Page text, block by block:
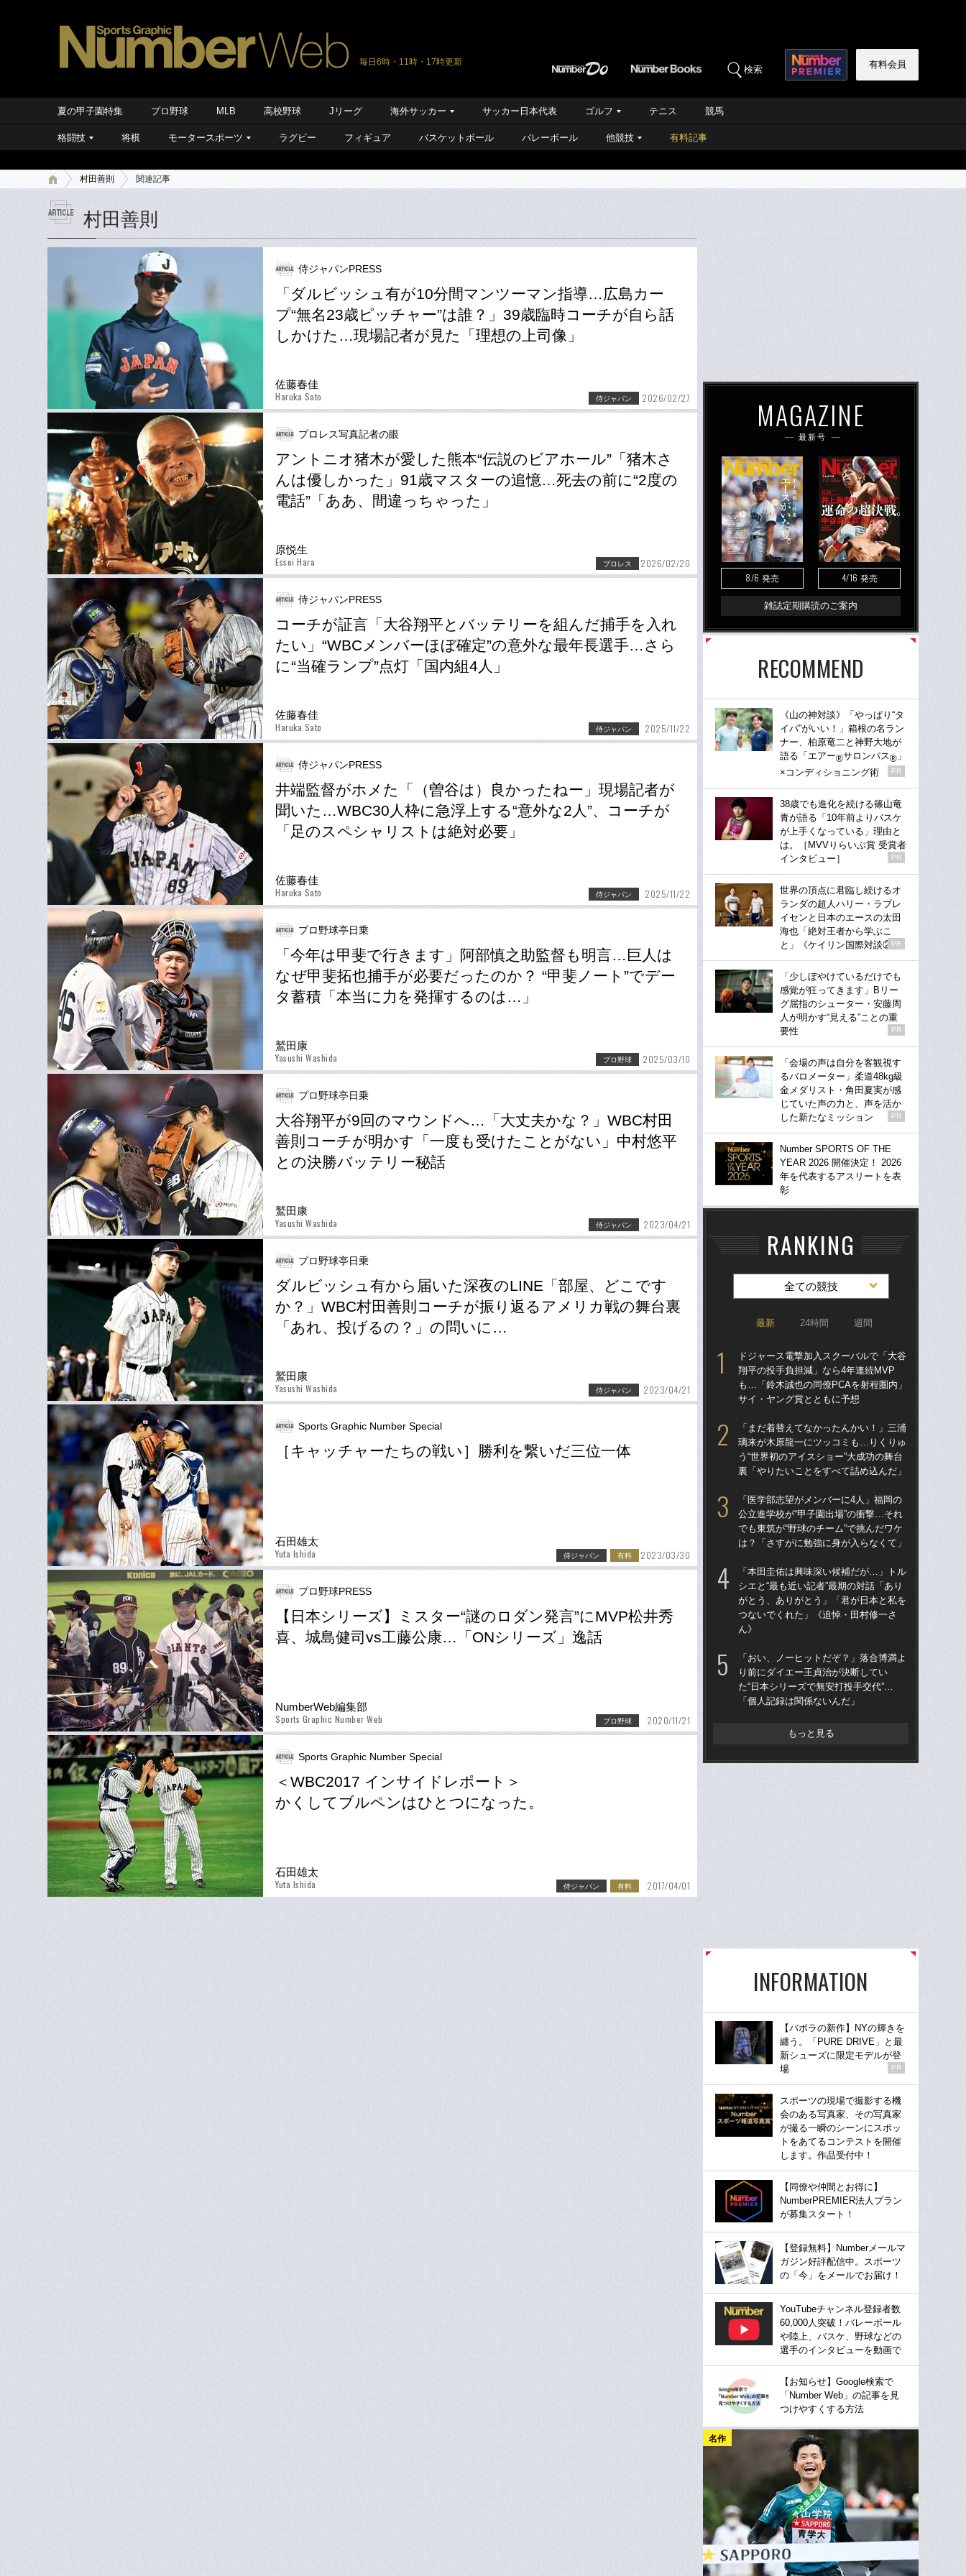
毎日6時・11時・17時更新
検索 有料会員
夏の甲子園特集 プロ野球 MLB 高校野球 Jリーグ 海外サッカー サッカー日本代表 ゴルフ テニス 競馬
格闘技 将棋 モータースポーツ ラグビー フィギュア バスケットボール バレーボール 他競技 有料記事
村田善則 関連記事
村田善則
侍ジャパンPRESS
「ダルビッシュ有が10分間マンツーマン指導…広島カー
プ“無名23歳ピッチャー”は誰？」39歳臨時コーチが自ら話
しかけた…現場記者が見た「理想の上司像」
佐藤春佳
Haruka Sato 侍ジャパン 2026/02/27
プロレス写真記者の眼
アントニオ猪木が愛した熊本“伝説のビアホール”「猪木さ
んは優しかった」91歳マスターの追憶…死去の前に“2度の
電話”「ああ、間違っちゃった」
原悦生
Essei Hara プロレス 2026/02/20
侍ジャパンPRESS
コーチが証言「大谷翔平とバッテリーを組んだ捕手を入れ
たい」“WBCメンバーほぼ確定”の意外な最年長選手…さら
に“当確ランプ”点灯「国内組4人」
佐藤春佳
Haruka Sato 侍ジャパン 2025/11/22
侍ジャパンPRESS
井端監督がホメた「（曽谷は）良かったねー」現場記者が
聞いた…WBC30人枠に急浮上する“意外な2人”、コーチが
「足のスペシャリストは絶対必要」
佐藤春佳
Haruka Sato 侍ジャパン 2025/11/22
プロ野球亭日乗
「今年は甲斐で行きます」阿部慎之助監督も明言…巨人は
なぜ甲斐拓也捕手が必要だったのか？ “甲斐ノート”でデー
タ蓄積「本当に力を発揮するのは…」
鷲田康
Yasushi Washida プロ野球 2025/03/10
プロ野球亭日乗
大谷翔平が9回のマウンドへ…「大丈夫かな？」WBC村田
善則コーチが明かす「一度も受けたことがない」中村悠平
との決勝バッテリー秘話
鷲田康
Yasushi Washida 侍ジャパン 2023/04/21
プロ野球亭日乗
ダルビッシュ有から届いた深夜のLINE「部屋、どこです
か？」WBC村田善則コーチが振り返るアメリカ戦の舞台裏
「あれ、投げるの？」の問いに…
鷲田康
Yasushi Washida 侍ジャパン 2023/04/21
Sports Graphic Number Special
［キャッチャーたちの戦い］勝利を繋いだ三位一体
石田雄太
Yuta Ishida 侍ジャパン 有料 2023/03/30
プロ野球PRESS
【日本シリーズ】ミスター“謎のロダン発言”にMVP松井秀
喜、城島健司vs工藤公康…「ONシリーズ」逸話
NumberWeb編集部
Sports Graphic Number Web プロ野球 2020/11/21
Sports Graphic Number Special
＜WBC2017 インサイドレポート＞
かくしてブルペンはひとつになった。
石田雄太
Yuta Ishida 侍ジャパン 有料 2017/04/01
MAGAZINE
最新号
8/6 発売 4/16 発売
雑誌定期購読のご案内
RECOMMEND
《山の神対談》「やっぱり“タ
イパ”がいい！」箱根の名ラン
ナー、柏原竜二と神野大地が
語る「エアー®サロンパス® 」
×コンディショニング術
PR
38歳でも進化を続ける篠山竜
青が語る「10年前よりバスケ
が上手くなっている」理由と
は。［MVVりらいぶ賞 受賞者
インタビュー］
PR
世界の頂点に君臨し続けるオ
ランダの超人ハリー・ラブレ
イセンと日本のエースの太田
海也「絶対王者から学ぶこ
と」《ケイリン国際対談②》
PR
「少しぼやけているだけでも
感覚が狂ってきます」Bリー
グ屈指のシューター・安藤周
人が明かす“見える”ことの重
要性
PR
「会場の声は自分を客観視す
るバロメーター」柔道48kg級
金メダリスト・角田夏実が感
じていた声の力と、声を活か
した新たなミッション
PR
Number SPORTS OF THE
YEAR 2026 開催決定！ 2026
年を代表するアスリートを表
彰
RANKING
全ての競技
最新 24時間 週間
ドジャース電撃加入スクーバルで「大谷
翔平の投手負担減」なら4年連続MVP
も…「鈴木誠也の同僚PCAを射程圏内」
サイ・ヤング賞とともに予想
「まだ着替えてなかったんかい！」三浦
璃来が木原龍一にツッコミも…りくりゅ
う“世界初のアイスショー”大成功の舞台
裏「やりたいことをすべて詰め込んだ」
「医学部志望がメンバーに4人」福岡の
公立進学校が“甲子園出場”の衝撃…それ
でも東筑が“野球のチーム”で挑んだワケ
は？「さすがに勉強に身が入らなくて」
「本田圭佑は興味深い候補だが…」トル
シエと“最も近い記者”最期の対話「あり
がとう、ありがとう」「君が日本と私を
つないでくれた」《追悼・田村修一さ
ん》
「おい、ノーヒットだぞ？」落合博満よ
り前にダイエー王貞治が決断してい
た“日本シリーズで無安打投手交代”…
「個人記録は関係ないんだ」
もっと見る
INFORMATION
【バボラの新作】NYの輝きを
纏う。「PURE DRIVE」と最
新シューズに限定モデルが登
場
PR
スポーツの現場で撮影する機
会のある写真家、その写真家
が撮る一瞬のシーンにスポッ
トをあてるコンテストを開催
します。作品受付中！
【同僚や仲間とお得に】
NumberPREMIER法人プラン
が募集スタート！
【登録無料】Numberメールマ
ガジン好評配信中。スポーツ
の「今」をメールでお届け！
YouTubeチャンネル登録者数
60,000人突破！バレーボール
や陸上、バスケ、野球などの
選手のインタビューを動画で
【お知らせ】Google検索で
「Number Web」の記事を見
つけやすくする方法
名作